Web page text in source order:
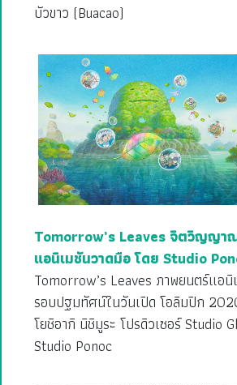
บัวขาว (Buacao)
Tomorrow’s Leaves จิตวิญญ
แอนิเมชันวาดมือ โดย Studio
Tomorrow’s Leaves ภาพยนตร์แอนิ
รอบปฐมทัศน์ในวันเปิด โอลิมปิก
โยชิอากิ นิชิมูระ โปรดิวเซอร์ Studio
Studio Ponoc